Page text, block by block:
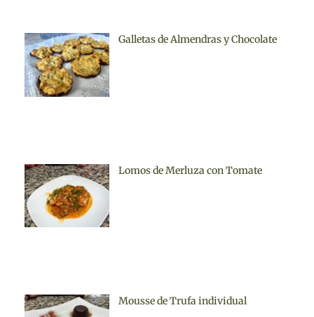
Galletas de Almendras y Chocolate
Lomos de Merluza con Tomate
Mousse de Trufa individual